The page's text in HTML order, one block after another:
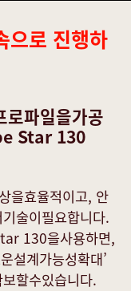
으로 진행하
로파일을가공
Star 130
을효율적이고, 안
술이필요합니다.
130을사용하면,
설계가능성확대’
할수있습니다.